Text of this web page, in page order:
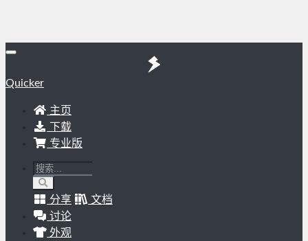
Quicker
主页
下载
专业版
分享
文档
讨论
外观